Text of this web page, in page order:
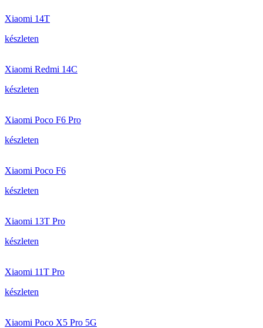
Xiaomi 14T
készleten
Xiaomi Redmi 14C
készleten
Xiaomi Poco F6 Pro
készleten
Xiaomi Poco F6
készleten
Xiaomi 13T Pro
készleten
Xiaomi 11T Pro
készleten
Xiaomi Poco X5 Pro 5G